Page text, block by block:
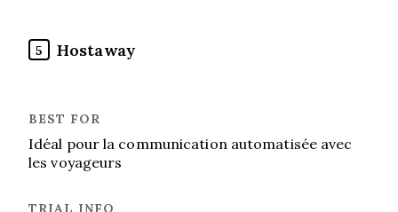
5 Hostaway
Idéal pour la communication automatisée avec
les voyageurs